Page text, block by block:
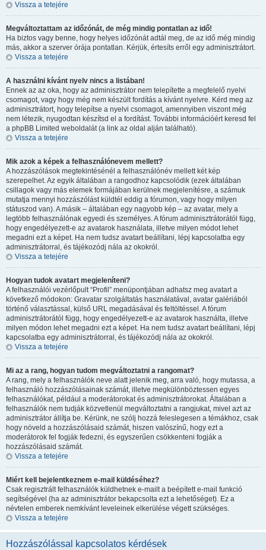
Vissza a tetejére
Megváltoztattam az időzónát, de még mindig pontatlan az idő!
Ha biztos vagy benne, hogy helyes időzónát adtál meg, de az idő még mindig
más, akkor a szerver órája pontatlan. Kérjük, értesíts erről egy adminisztrátort.
Vissza a tetejére
A használni kívánt nyelv nincs a listában!
Ennek az az oka, hogy az adminisztrátor nem telepítette a megfelelő nyelvi
csomagot, vagy hogy még nem készült fordítás a kívánt nyelvre. Kérd meg az
adminisztrátort, hogy telepítse a nyelvi csomagot, amennyiben viszont még
nem létezik, nyugodtan készítsd el a fordítást. További információért keresd fel
a phpBB Limited weboldalát (a link az oldal alján található).
Vissza a tetejére
Mik azok a képek a felhasználónevem mellett?
A hozzászólások megtekintésénél a felhasználónév mellett két kép
szerepelhet. Az egyik általában a rangodhoz kapcsolódik (ezek általában
csillagok vagy más elemek formájában kerülnek megjelenítésre, a számuk
mutatja mennyi hozzászólást küldtél eddig a fórumon, vagy hogy milyen
státuszod van). A másik – általában egy nagyobb kép – az avatar, mely a
legtöbb felhasználónak egyedi és személyes. A fórum adminisztrátorától függ,
hogy engedélyezett-e az avatarok használata, illetve milyen módot lehet
megadni ezt a képet. Ha nem tudsz avatart beállítani, lépj kapcsolatba egy
adminisztrátorral, és tájékozódj nála az okokról.
Vissza a tetejére
Hogyan tudok avatart megjeleníteni?
A felhasználói vezérlőpult “Profil” menüpontjában adhatsz meg avatart a
következő módokon: Gravatar szolgáltatás használatával, avatar galériából
történő választással, külső URL megadásával és feltöltéssel. A fórum
adminisztrátorától függ, hogy engedélyezett-e az avatarok használta, illetve
milyen módon lehet megadni ezt a képet. Ha nem tudsz avatart beállítani, lépj
kapcsolatba egy adminisztrátorral, és tájékozódj nála az okokról.
Vissza a tetejére
Mi az a rang, hogyan tudom megváltoztatni a rangomat?
A rang, mely a felhasználók neve alatt jelenik meg, arra való, hogy mutassa, a
felhasználó hozzászólásainak számát, illetve megkülönböztessen egyes
felhasználókat, például a moderátorokat és adminisztrátorokat. Általában a
felhasználók nem tudják közvetlenül megváltoztatni a rangjukat, mivel azt az
adminisztrátor állítja be. Kérünk, ne szólj hozzá feleslegesen a témákhoz, csak
hogy növeld a hozzászólásaid számát, hiszen valószínű, hogy ezt a
moderátorok fel fogják fedezni, és egyszerűen csökkenteni fogják a
hozzászólásaid számát.
Vissza a tetejére
Miért kell bejelentkeznem e-mail küldéséhez?
Csak regisztrált felhasználók küldhetnek e-mailt a beépített e-mail funkció
segítségével (ha az adminisztrátor bekapcsolta ezt a lehetőséget). Ez a
névtelen emberek nemkívánt leveleinek elkerülése végett szükséges.
Vissza a tetejére
Hozzászólással kapcsolatos kérdések